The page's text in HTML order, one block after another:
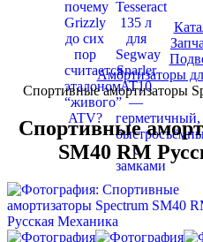
Амортизаторы
Спортивные амортизаторы
Спортивные
SM40 RM